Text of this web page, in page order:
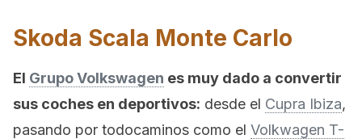
Skoda Scala Monte Carlo
El Grupo Volkswagen es muy dado a convertir
sus coches en deportivos: desde el Cupra Ibiza,
pasando por todocaminos como el Volkwagen T-